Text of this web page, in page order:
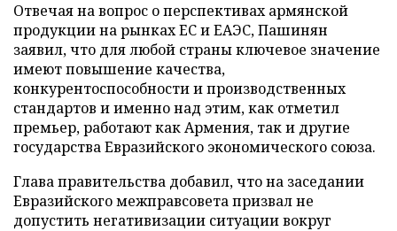
Отвечая на вопрос о перспективах армянской
продукции на рынках ЕС и ЕАЭС, Пашинян
заявил, что для любой страны ключевое значение
имеют повышение качества,
конкурентоспособности и производственных
стандартов и именно над этим, как отметил
премьер, работают как Армения, так и другие
государства Евразийского экономического союза.
Глава правительства добавил, что на заседании
Евразийского межправсовета призвал не
допустить негативизации ситуации вокруг